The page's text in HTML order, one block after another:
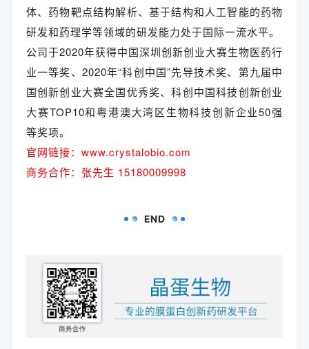
体、药物靶点结构解析、基于结构和人工智能的药物
研发和药理学等领域的研发能力处于国际一流水平。
公司于2020年获得中国深圳创新创业大赛生物医药行
业一等奖、2020年“科创中国”先导技术奖、第九届中
国创新创业大赛全国优秀奖、科创中国科技创新创业
大赛TOP10和粤港澳大湾区生物科技创新企业50强
等奖项。
官网链接：www.crystalobio.com
商务合作：张先生 15180009998
END